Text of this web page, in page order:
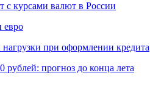
с курсами валют в России
евро
нагрузки при оформлении кредита
рублей: прогноз до конца лета